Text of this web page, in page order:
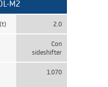
M2
2.0
Con
sideshifter
1.070